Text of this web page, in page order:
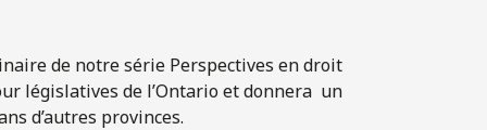
de notre série Perspectives en droit
législatives de l’Ontario et donnera un
d’autres provinces.